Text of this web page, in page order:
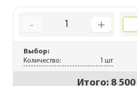
- 1 +
Выбор:
Количество:
1 шт
Итого: 8